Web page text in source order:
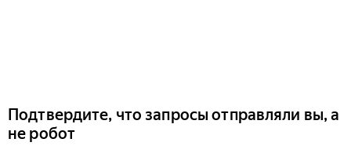
Подтвердите, что запросы отправляли вы, а
не робот